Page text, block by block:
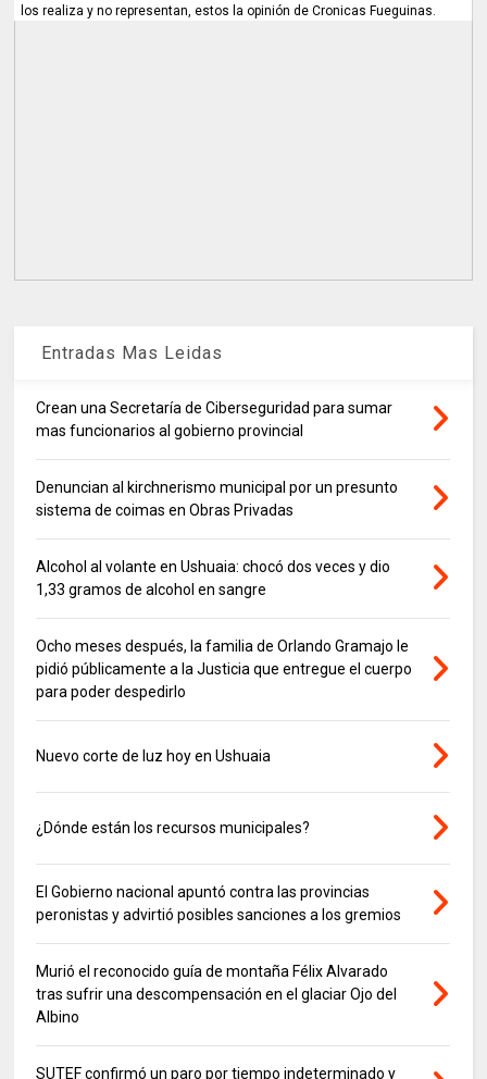
los realiza y no representan, estos la opinión de Cronicas Fueguinas.
Entradas Mas Leidas
Crean una Secretaría de Ciberseguridad para sumar
mas funcionarios al gobierno provincial
Denuncian al kirchnerismo municipal por un presunto
sistema de coimas en Obras Privadas
Alcohol al volante en Ushuaia: chocó dos veces y dio
1,33 gramos de alcohol en sangre
Ocho meses después, la familia de Orlando Gramajo le
pidió públicamente a la Justicia que entregue el cuerpo
para poder despedirlo
Nuevo corte de luz hoy en Ushuaia
¿Dónde están los recursos municipales?
El Gobierno nacional apuntó contra las provincias
peronistas y advirtió posibles sanciones a los gremios
Murió el reconocido guía de montaña Félix Alvarado
tras sufrir una descompensación en el glaciar Ojo del
Albino
SUTEF confirmó un paro por tiempo indeterminado y